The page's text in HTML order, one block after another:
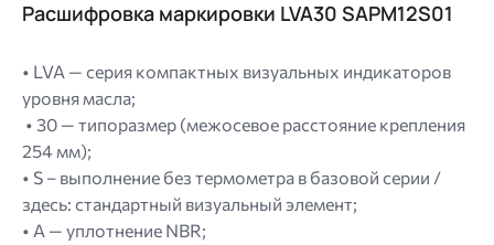
Расшифровка маркировки LVA30 SAPM12S01
• LVA — серия компактных визуальных индикаторов
уровня масла;
• 30 — типоразмер (межосевое расстояние крепления
254 мм);
• S – выполнение без термометра в базовой серии /
здесь: стандартный визуальный элемент;
• A — уплотнение NBR;